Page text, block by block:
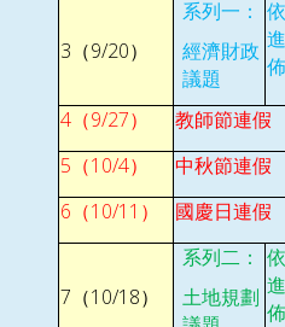
3 （9/20）
系列一：
經濟財政
議題
佈
4 （9/27） 教師節連假
5 （10/4） 中秋節連假
6 （10/11 ） 國慶日連假
7 （10/18）
系列二：
土地規劃
佈